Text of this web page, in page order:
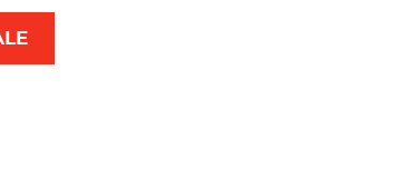
Themis, organisé
pour représenter l’ENM